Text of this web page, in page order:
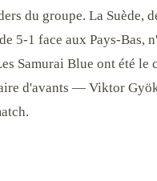
du groupe. La Suède,
5-1 face aux Pays-Bas,
Samurai Blue ont été le
d'avants — Viktor